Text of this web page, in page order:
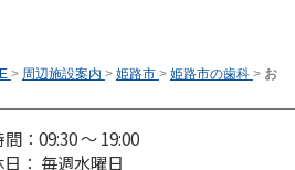
> 周辺施設案内 > 姫路市 > 姫路市の歯科 > お
：09:30 ～ 19:00
： 毎週水曜日